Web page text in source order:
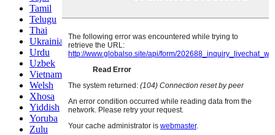
Tamil
Telugu
Thai
Ukrainian
Urdu
Uzbek
Vietnamese
Welsh
Xhosa
Yiddish
Yoruba
Zulu